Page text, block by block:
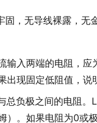
固，无导线裸露，无
输入两端的电阻，
出现固定低阻值，说
总负极之间的电阻。
）。如果电阻为0或